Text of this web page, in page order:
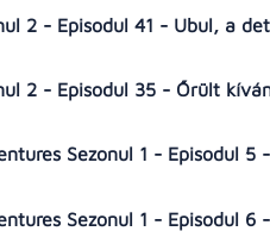
2 - Episodul 41 - Ubul, a
2 - Episodul 35 - Őrült
Sezonul 1 - Episodul 5
Sezonul 1 - Episodul 6